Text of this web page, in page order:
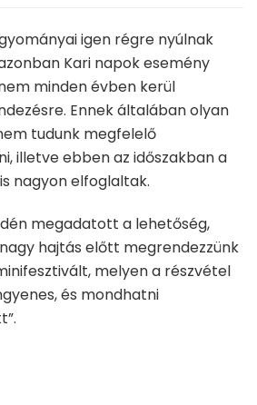
igen régre nyúlnak
Kari napok esemény
minden évben kerül
Ennek általában olyan
tudunk megfelelő
illetve ebben az időszakban a
nagyon elfoglaltak.
megadatott a lehetőség,
hajtás előtt megrendezzünk
melyen a részvétel
és mondhatni